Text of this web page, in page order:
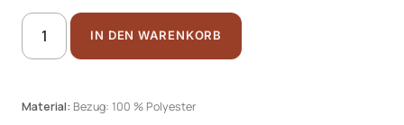
Material: Bezug: 100 % Polyester
Kissenbezüge
4er
Füllung
IN DEN WARENKORB